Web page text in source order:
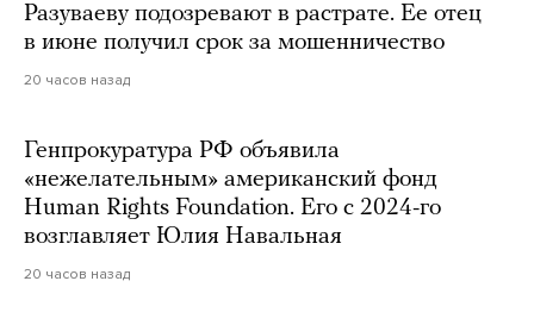
Разуваеву подозревают в растрате. Ее отец
в июне получил срок за мошенничество
20 часов назад
Генпрокуратура РФ объявила
«нежелательным» американский фонд
Human Rights Foundation. Его с 2024-го
возглавляет Юлия Навальная
20 часов назад